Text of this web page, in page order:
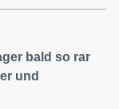
bald so rar
und